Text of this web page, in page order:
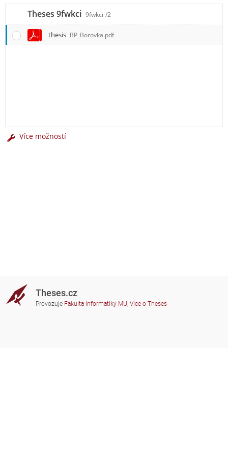
Theses 9fwkci 9fwkci /2
thesis BP_Borovka.pdf
Více možností
Theses.cz
Provozuje Fakulta informatiky MU, Více o Theses